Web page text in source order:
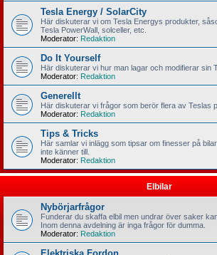
Tesla Energy / SolarCity
Här diskuterar vi om Tesla Energys produkter,
Tesla PowerWall, solceller, etc.
Moderator: Redaktion
Do It Yourself
Här diskuterar vi hur man lagar och modifierar sin
Moderator: Redaktion
Generellt
Här diskuterar vi frågor som berör flera av Teslas
Moderator: Redaktion
Tips & Tricks
Här samlar vi inlägg som tipsar om finesser på
inte känner till.
Moderator: Redaktion
Elbilar
Nybörjarfrågor
Funderar du skaffa elbil men undrar över saker
Inom denna avdelning är inga frågor för dumma.
Moderator: Redaktion
Elektriska Fordon